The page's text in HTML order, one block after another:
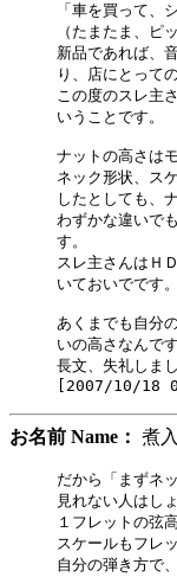
「車を買って、
（たまたま、ピ
新品であれば、
り、店にとって
この度のスレ主
いうことです。
ナットの高さは
ネック形状、ス
したとしても、
わずかな違いで
す。
スレ主さんはＨ
いておいでです。
あくまでも自分
いの高さなんで
長文、失礼しまし
お名前 Name： 煮
だから「まずネ
見れない人はし
１フレットの弦
スケールもフレ
自分の弾き方で